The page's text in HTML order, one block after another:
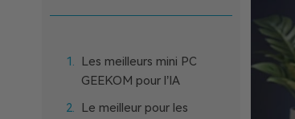
Les meilleurs mini PC
GEEKOM pour l’IA
Le meilleur pour les